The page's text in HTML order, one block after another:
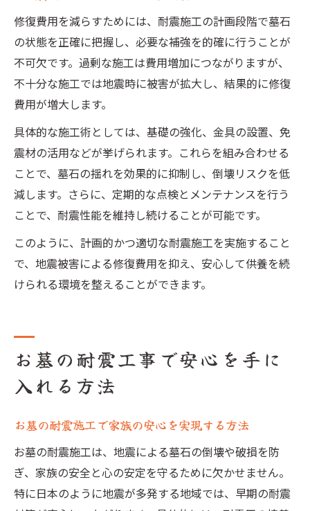
修復費用を減らすためには、耐震施工の計画段階で墓石
の状態を正確に把握し、必要な補強を的確に行うことが
不可欠です。過剰な施工は費用増加につながりますが、
不十分な施工では地震時に被害が拡大し、結果的に修復
費用が増大します。
具体的な施工術としては、基礎の強化、金具の設置、免
震材の活用などが挙げられます。これらを組み合わせる
ことで、墓石の揺れを効果的に抑制し、倒壊リスクを低
減します。さらに、定期的な点検とメンテナンスを行う
ことで、耐震性能を維持し続けることが可能です。
このように、計画的かつ適切な耐震施工を実施すること
で、地震被害による修復費用を抑え、安心して供養を続
けられる環境を整えることができます。
お墓の耐震工事で安心を手に
入れる方法
お墓の耐震施工で家族の安心を実現する方法
お墓の耐震施工は、地震による墓石の倒壊や破損を防
ぎ、家族の安全と心の安定を守るために欠かせません。
特に日本のように地震が多発する地域では、早期の耐震